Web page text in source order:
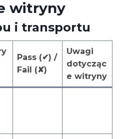
witryny
i transportu
Pass (✔) /
Fail (✘)
Uwagi
dotycząc
e witryny